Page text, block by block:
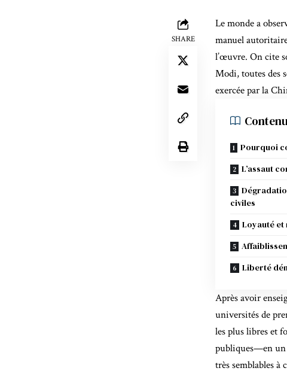
SHARE
Le monde a
manuel
l’œuvre. On cite
Modi, toutes des
exercée par la
Pourquoi
L’assaut
civiles
Loyauté
Liberté
Après avoir
universités de
les plus libres et
publiques—en un
très semblables à